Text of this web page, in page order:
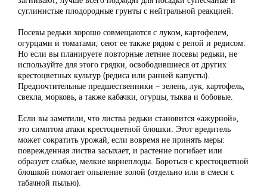
суглинистые плодородные грунты с нейтральной реакцией.
Посевы редьки хорошо совмещаются с луком, картофелем,
огурцами и томатами; сеют ее также рядом с репой и редисом.
Но если вы планируете повторные летние посевы редьки, не
используйте для этого грядки, освободившиеся от других
крестоцветных культур (редиса или ранней капусты).
Предпочтительные предшественники – зелень, лук, картофель,
свекла, морковь, а также кабачки, огурцы, тыква и бобовые.
Если вы заметили, что листва редьки становится «ажурной»,
это симптом атаки крестоцветной блошки. Этот вредитель
может сократить урожай, если вовремя не принять меры:
поврежденная листва засыхает, и растение погибает или
образует слабые, мелкие корнеплоды. Бороться с крестоцветной
блошкой помогает опыление золой (отдельно или в смеси с
табачной пылью).